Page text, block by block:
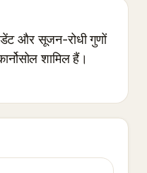
और सूजन-रोधी गुणों
शामिल हैं।